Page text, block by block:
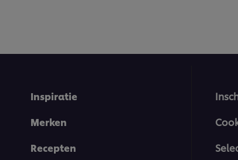
Inspiratie
Merken
Recepten